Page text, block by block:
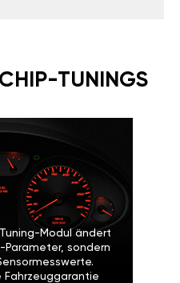
TUNINGS
Modul ändert
Parameter, sondern
Fahrzeuggarantie